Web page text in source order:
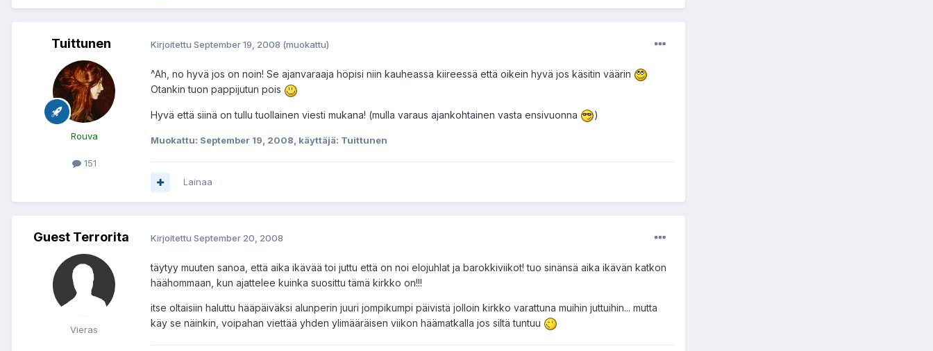
Tuittunen
Rouva
151
Kirjoitettu September 19, 2008 (muokattu)
^Ah, no hyvä jos on noin! Se ajanvaraaja höpisi niin kauheassa kiireessä että oikein hyvä jos käsitin väärin
Otankin tuon pappijutun pois
Hyvä että siinä on tullu tuollainen viesti mukana! (mulla varaus ajankohtainen vasta ensivuonna )
Muokattu: September 19, 2008 , käyttäjä: Tuittunen
Lainaa
Guest Terrorita
Vieras
Kirjoitettu September 20, 2008
täytyy muuten sanoa, että aika ikävää toi juttu että on noi elojuhlat ja barokkiviikot! tuo sinänsä aika ikävän katkon
häähommaan, kun ajattelee kuinka suosittu tämä kirkko on!!!
itse oltaisiin haluttu hääpäiväksi alunperin juuri jompikumpi päivistä jolloin kirkko varattuna muihin juttuihin... mutta
käy se näinkin, voipahan viettää yhden ylimääräisen viikon häämatkalla jos siltä tuntuu